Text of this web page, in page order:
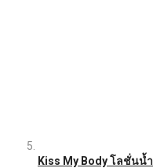
Kiss My Body โลชั่นน้